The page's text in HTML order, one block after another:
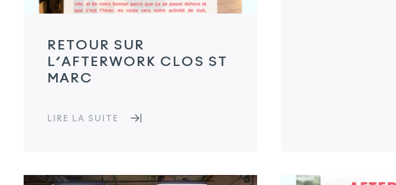
RETOUR SUR
L’AFTERWORK CLOS ST
MARC
LIRE LA SUITE